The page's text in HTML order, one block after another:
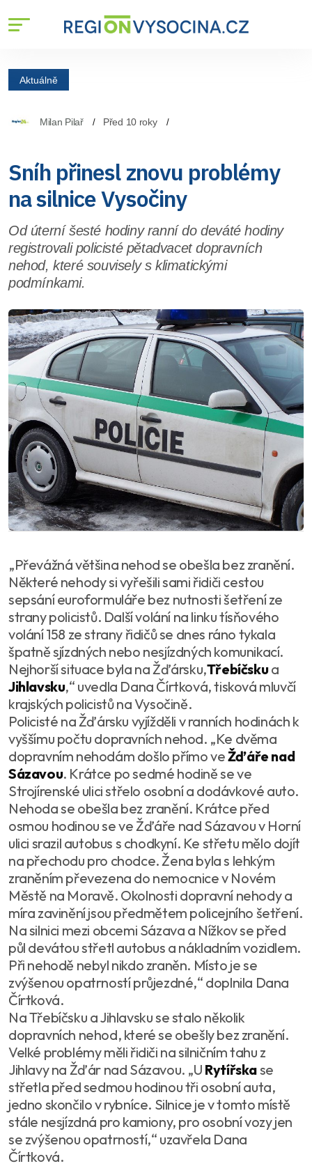
Aktuálně
Milan Pilař Před 10 roky
Sníh přinesl znovu problémy
na silnice Vysočiny
Od úterní šesté hodiny ranní do deváté hodiny
registrovali policisté pětadvacet dopravních
nehod, které souvisely s klimatickými
podmínkami.
„Převážná většina nehod se obešla bez zranění.
Některé nehody si vyřešili sami řidiči cestou
sepsání euroformuláře bez nutnosti šetření ze
strany policistů. Další volání na linku tísňového
volání 158 ze strany řidičů se dnes ráno tykala
špatně sjízdných nebo nesjízdných komunikací.
Nejhorší situace byla na Žďársku,Třebíčskua
Jihlavsku,“ uvedla Dana Čírtková, tisková mluvčí
krajských policistů na Vysočině.
Policisté na Žďársku vyjížděli v ranních hodinách k
vyššímu počtu dopravních nehod. „Ke dvěma
dopravním nehodám došlo přímo veŽďáře nad
Sázavou. Krátce po sedmé hodině se ve
Strojírenské ulici střelo osobní a dodávkové auto.
Nehoda se obešla bez zranění. Krátce před
osmou hodinou se ve Žďáře nad Sázavou v Horní
ulici srazil autobus s chodkyní. Ke střetu mělo dojít
na přechodu pro chodce. Žena byla s lehkým
zraněním převezena do nemocnice v Novém
Městě na Moravě. Okolnosti dopravní nehody a
míra zavinění jsou předmětem policejního šetření.
Na silnici mezi obcemi Sázava a Nížkov se před
půl devátou střetl autobus a nákladním vozidlem.
Při nehodě nebyl nikdo zraněn. Místo je se
zvýšenou opatrností průjezdné,“ doplnila Dana
Čírtková.
Na Třebíčsku a Jihlavsku se stalo několik
dopravních nehod, které se obešly bez zranění.
Velké problémy měli řidiči na silničním tahu z
Jihlavy na Žďár nad Sázavou. „U Rytířskase
střetla před sedmou hodinou tři osobní auta,
jedno skončilo v rybníce. Silnice je v tomto místě
stále nesjízdná pro kamiony, pro osobní vozy jen
se zvýšenou opatrností,“ uzavřela Dana
Čírtková.